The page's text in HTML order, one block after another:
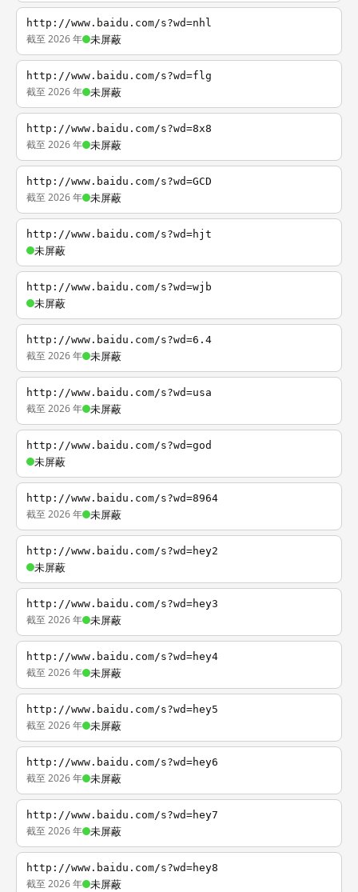
http://www.baidu.com/s?wd=nhl
截至 2026 年 未屏蔽
http://www.baidu.com/s?wd=flg
截至 2026 年 未屏蔽
http://www.baidu.com/s?wd=8x8
截至 2026 年 未屏蔽
http://www.baidu.com/s?wd=GCD
截至 2026 年 未屏蔽
http://www.baidu.com/s?wd=hjt
未屏蔽
http://www.baidu.com/s?wd=wjb
未屏蔽
http://www.baidu.com/s?wd=6.4
截至 2026 年 未屏蔽
http://www.baidu.com/s?wd=usa
截至 2026 年 未屏蔽
http://www.baidu.com/s?wd=god
未屏蔽
http://www.baidu.com/s?wd=8964
截至 2026 年 未屏蔽
http://www.baidu.com/s?wd=hey2
未屏蔽
http://www.baidu.com/s?wd=hey3
截至 2026 年 未屏蔽
http://www.baidu.com/s?wd=hey4
截至 2026 年 未屏蔽
http://www.baidu.com/s?wd=hey5
截至 2026 年 未屏蔽
http://www.baidu.com/s?wd=hey6
截至 2026 年 未屏蔽
http://www.baidu.com/s?wd=hey7
截至 2026 年 未屏蔽
http://www.baidu.com/s?wd=hey8
截至 2026 年 未屏蔽